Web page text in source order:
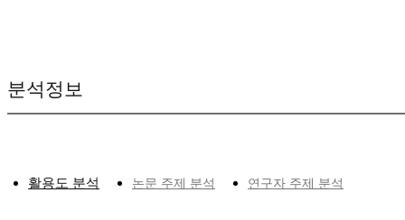
분석정보
활용도 분석 논문 주제 분석 연구자 주제 분석